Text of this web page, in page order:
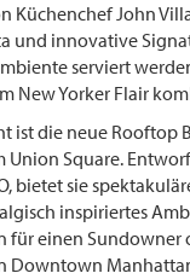
Küchenchef John
und innovative
serviert
New Yorker Flair
ist die neue Rooftop
Union Square.
bietet sie
inspiriertes
für einen Sundowner
Downtown